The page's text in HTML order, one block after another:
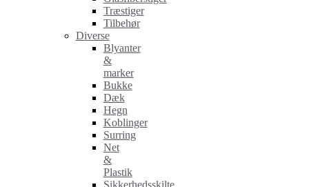
Træstiger
Tilbehør
Diverse
Blyanter
&
marker
Bukke
Dæk
Hegn
Koblinger
Surring
Net
&
Plastik
Sikkerhedsskilte